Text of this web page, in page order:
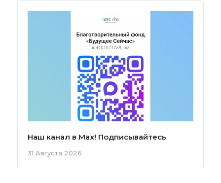
Наш канал в Мах! Подписывайтесь
31 Августа 2026